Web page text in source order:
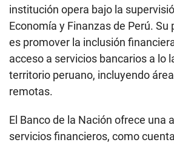
institución opera bajo la
Economía y Finanzas de Perú.
es promover la inclusión
acceso a servicios bancarios a lo
territorio peruano, incluyendo
remotas.
El Banco de la Nación ofrece una
servicios financieros, como